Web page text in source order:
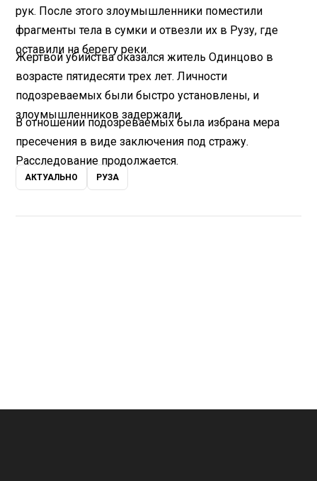
рук. После этого злоумышленники поместили
фрагменты тела в сумки и отвезли их в Рузу, где
оставили на берегу реки.
Жертвой убийства оказался житель Одинцово в
возрасте пятидесяти трех лет. Личности
подозреваемых были быстро установлены, и
злоумышленников задержали.
В отношении подозреваемых была избрана мера
пресечения в виде заключения под стражу.
Расследование продолжается.
АКТУАЛЬНО РУЗА